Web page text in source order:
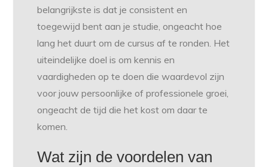
belangrijkste is dat je consistent en
toegewijd bent aan je studie, ongeacht hoe
lang het duurt om de cursus af te ronden. Het
uiteindelijke doel is om kennis en
vaardigheden op te doen die waardevol zijn
voor jouw persoonlijke of professionele groei,
ongeacht de tijd die het kost om daar te
komen.
Wat zijn de voordelen van